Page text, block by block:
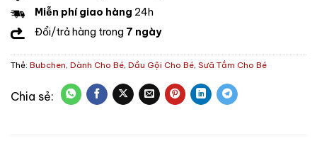
Miễn phí giao hàng 24h
Đổi/trả hàng trong 7 ngày
Thẻ: Bubchen, Dành Cho Bé, Dầu Gội Cho Bé, Sưã Tắm Cho Bé